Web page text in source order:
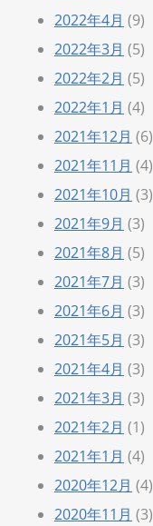
2022年4月 (9)
2022年3月 (5)
2022年2月 (5)
2022年1月 (4)
2021年12月 (6)
2021年11月 (4)
2021年10月 (3)
2021年9月 (3)
2021年8月 (5)
2021年7月 (3)
2021年6月 (3)
2021年5月 (3)
2021年4月 (3)
2021年3月 (3)
2021年2月 (1)
2021年1月 (4)
2020年12月 (4)
2020年11月 (3)